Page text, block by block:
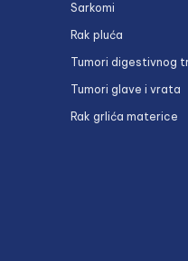
Sarkomi
Rak pluća
Tumori digestivnog
Tumori glave i vrata
Rak grlića materice